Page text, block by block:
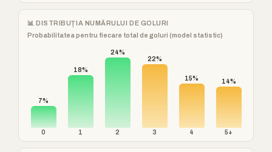
📊 DISTRIBUȚIA NUMĂRULUI DE GOLURI
Probabilitatea pentru fiecare total de goluri (model statistic)
7%
0
18%
1
24%
2
22%
3
15%
4
14%
5+